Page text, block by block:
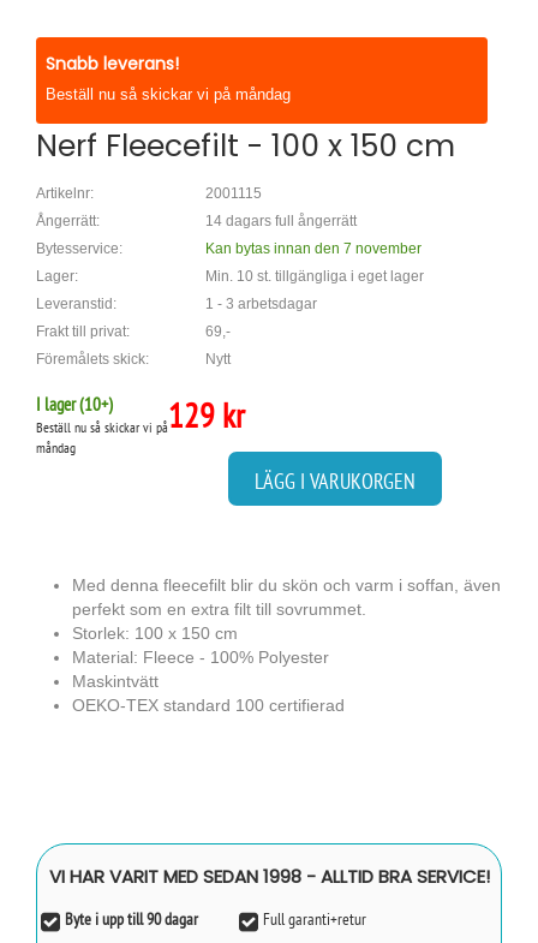
Snabb leverans!
Beställ nu så skickar vi på måndag
Nerf Fleecefilt - 100 x 150 cm
Artikelnr:
2001115
Ångerrätt:
14 dagars full ångerrätt
Bytesservice:
Kan bytas innan den 7 november
Lager:
Min. 10 st. tillgängliga i eget lager
Leveranstid:
1 - 3 arbetsdagar
Frakt till privat:
69,-
Föremålets skick:
Nytt
I lager (10+)
Beställ nu så skickar vi på
måndag
129 kr
LÄGG I VARUKORGEN
Med denna fleecefilt blir du skön och varm i soffan, även
perfekt som en extra filt till sovrummet.
Storlek: 100 x 150 cm
Material: Fleece - 100% Polyester
Maskintvätt
OEKO-TEX standard 100 certifierad
VI HAR VARIT MED SEDAN 1998 - ALLTID BRA SERVICE!
Byte i upp till 90 dagar
Full garanti+retur